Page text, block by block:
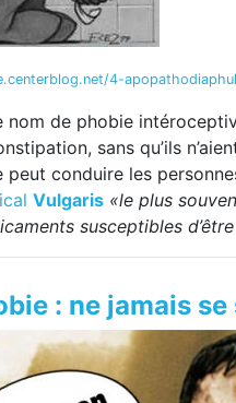
4-
nom de phobie
sans qu’ils
conduire les
Vulgaris «le plus
susceptibles
: ne jamais